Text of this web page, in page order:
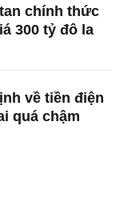
chính thức
300 tỷ đô la
về tiền điện
quá chậm